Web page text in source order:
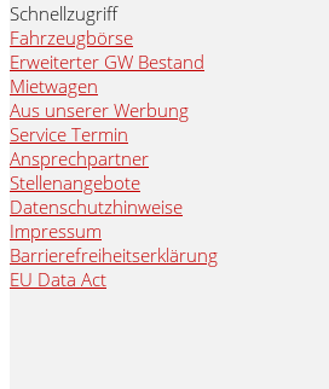
Schnellzugriff
Fahrzeugbörse
Erweiterter GW Bestand
Mietwagen
Aus unserer Werbung
Service Termin
Ansprechpartner
Stellenangebote
Datenschutzhinweise
Impressum
Barrierefreiheitserklärung
EU Data Act